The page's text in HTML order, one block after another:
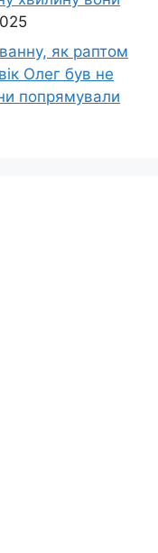
як раптом
Олег був не
попрямували